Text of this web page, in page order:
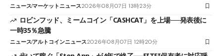
ニュースマーケットニュース2026年08月07日 13時23分
ロビンフッド、ミームコイン「CASHCAT」を上場──発表後に
一時35％急騰
ニュースアルトコインニュース2026年08月07日 12時20分